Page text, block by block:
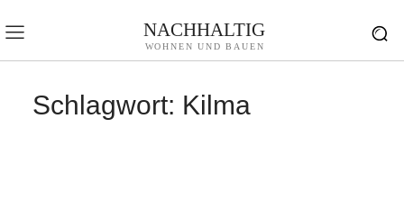
NACHHALTIG
WOHNEN UND BAUEN
Schlagwort: Kilma